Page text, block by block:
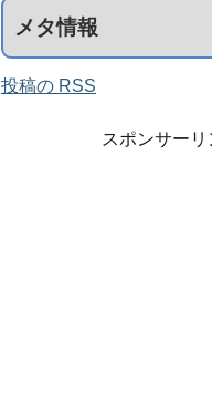
メタ情報
投稿の RSS
スポンサーリ